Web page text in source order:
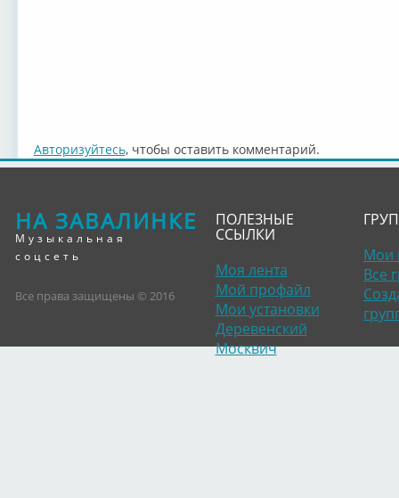
Авторизуйтесь, чтобы оставить комментарий.
НА ЗАВАЛИНКЕ
Музыкальная
соцсеть
Все права защищены © 2016
ПОЛЕЗНЫЕ
ССЫЛКИ
Моя лента
Мой профайл
Мои установки
Деревенский
Москвич
Мои
Все